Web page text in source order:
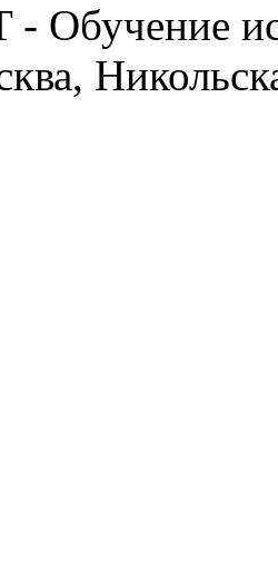
- Обучение